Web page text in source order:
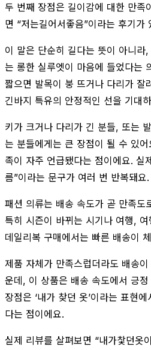
두 번째 장점은 길이감에 대한 만족
면 “저는길어서좋음”이라는 후기가
이 말은 단순히 길다는 뜻이 아니라
는 롱한 실루엣이 마음에 들었다는
짧으면 발목이 붕 뜨거나 다리가 잘
긴바지 특유의 안정적인 선을 기대
키가 크거나 다리가 긴 분들, 또는
는 분들에게는 큰 장점이 될 수 있
족이 자주 언급됐다는 점이에요. 실
름”이라는 문구가 여러 번 반복돼요.
패션 의류는 배송 속도가 곧 만족도
특히 시즌이 바뀌는 시기나 여행,
데일리복 구매에서는 빠른 배송이
제품 자체가 만족스럽더라도 배송
운데, 이 상품은 배송 속도에서 긍
장점은 ‘내가 찾던 옷’이라는 표현
다는 점이에요.
실제 리뷰를 살펴보면 “내가찿던옷